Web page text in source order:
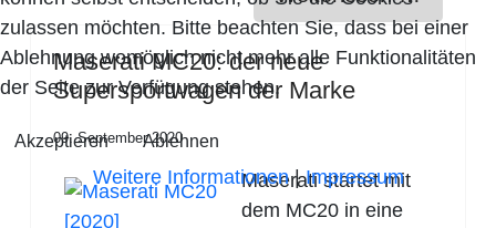
Maserati MC20: der neue
Supersportwagen der Marke
09. September 2020
Maserati startet mit
dem MC20 in eine
zulassen möchten. Bitte beachten Sie, dass bei einer
Ablehnung womöglich nicht mehr alle Funktionalitäten
der Seite zur Verfügung stehen.
Akzeptieren Ablehnen
Weitere Informationen|Impressum